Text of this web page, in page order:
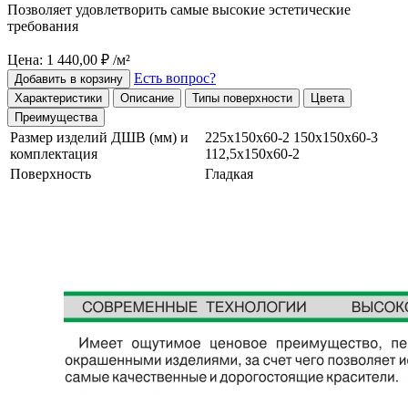
Позволяет удовлетворить самые высокие эстетические
требования
Цена: 1 440,00 ₽ /м²
Добавить в корзину Есть вопрос?
Характеристики Описание Типы поверхности
Цвета
Преимущества
Размер изделий ДШВ (мм) и
комплектация
225х150х60-2 150х150х60-3
112,5х150х60-2
Поверхность
Гладкая